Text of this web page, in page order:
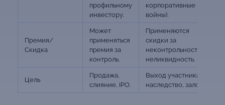
профильному
инвестору.
корпоративные
войны).
Премия/
Скидка
Может
применяться
премия за
контроль.
Применяются
скидки за
неконтрольность и
неликвидность.
Цель
Продажа,
слияние, IPO.
Выход участника,
наследство, залог.